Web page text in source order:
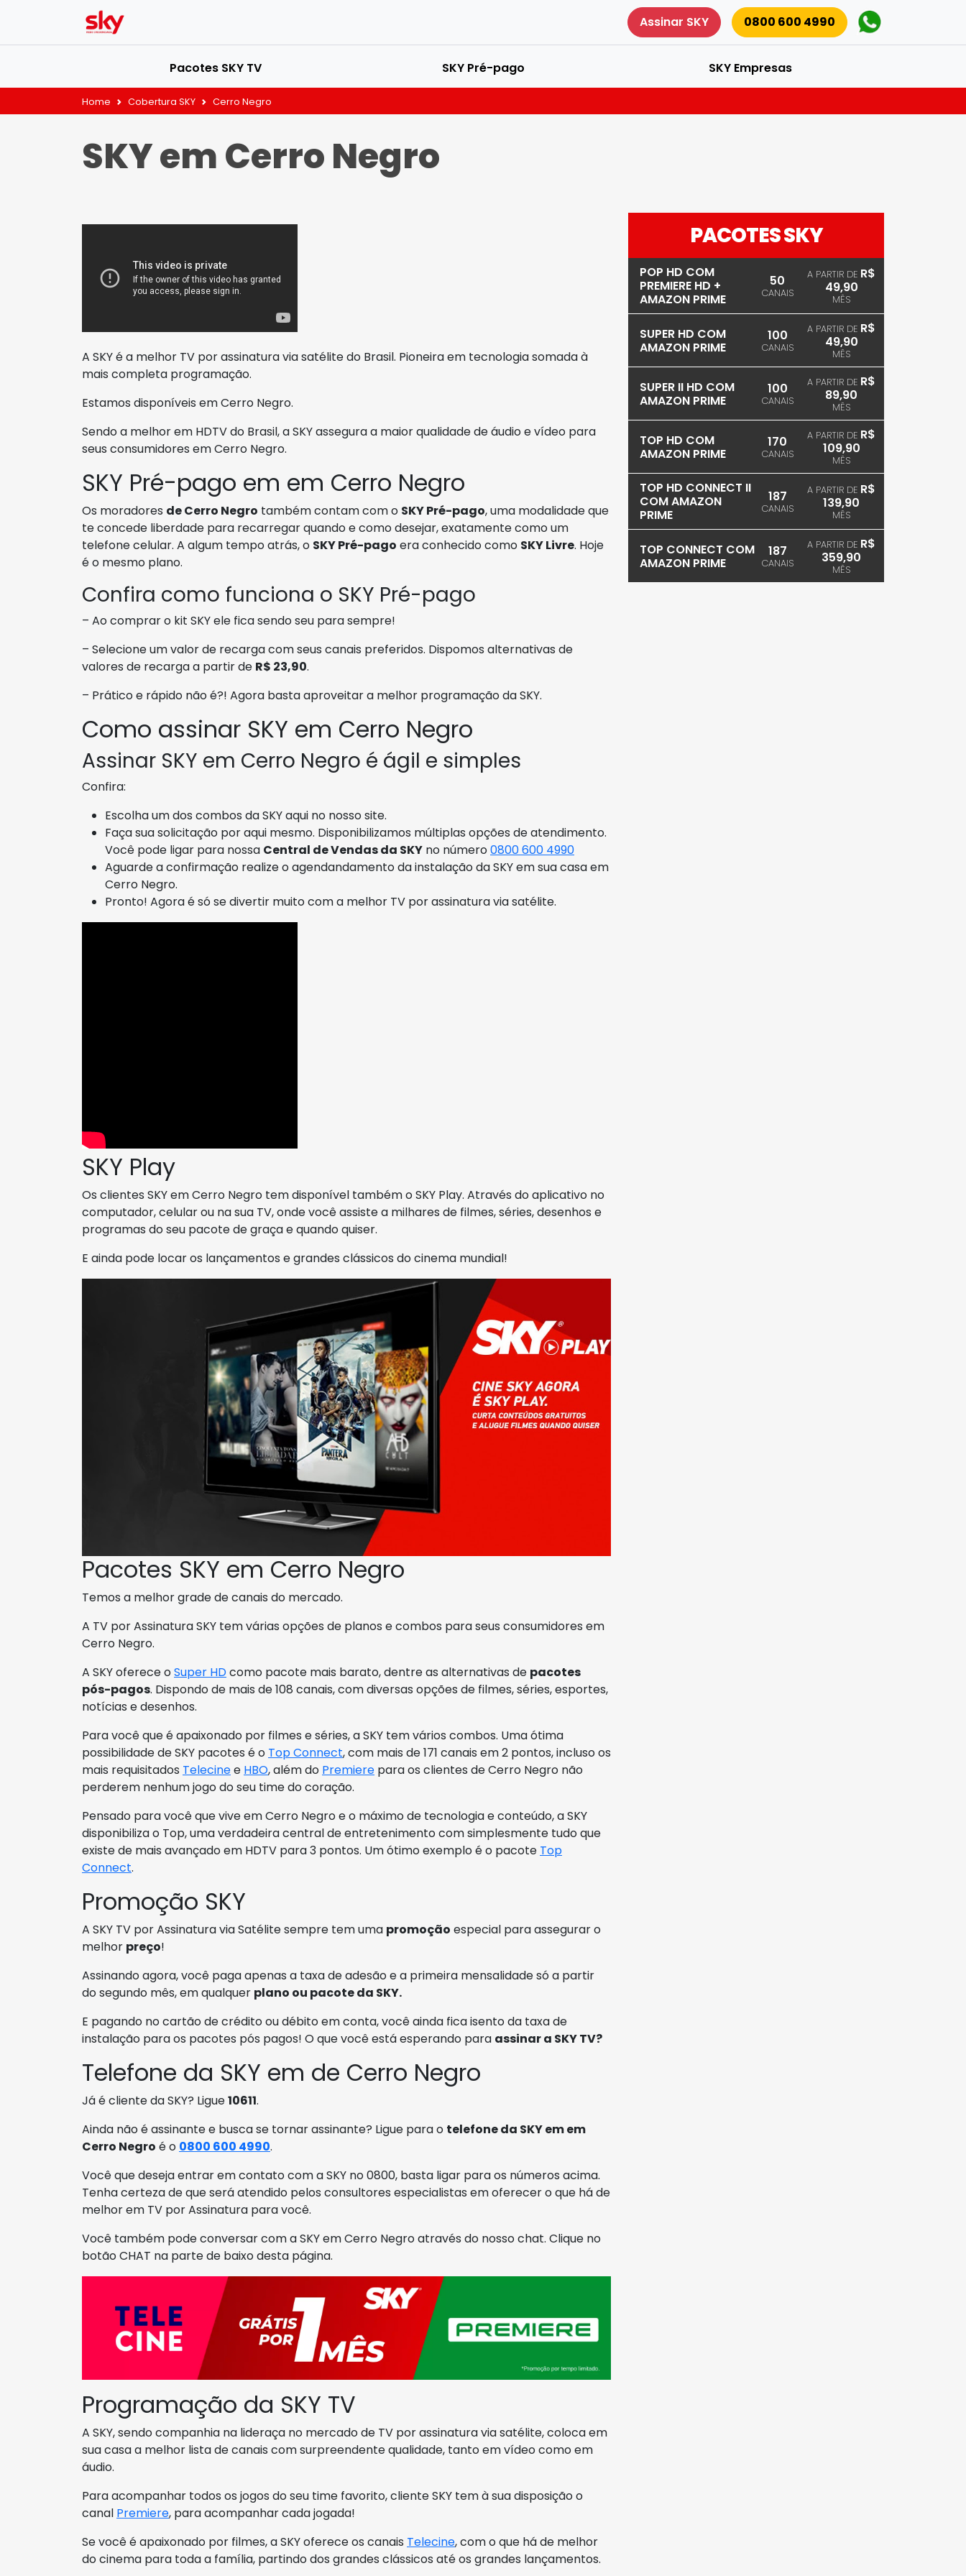
Assinar SKY 0800 600 4990
Pacotes SKY TV SKY Pré-pago SKY Empresas
Home Cobertura SKY Cerro Negro
SKY em Cerro Negro
A SKY é a melhor TV por assinatura via satélite do Brasil. Pioneira em tecnologia somada à
mais completa programação.
Estamos disponíveis em Cerro Negro.
Sendo a melhor em HDTV do Brasil, a SKY assegura a maior qualidade de áudio e vídeo para
seus consumidores em Cerro Negro.
SKY Pré-pago em em Cerro Negro
Os moradores de Cerro Negro também contam com o SKY Pré-pago, uma modalidade que
te concede liberdade para recarregar quando e como desejar, exatamente como um
telefone celular. A algum tempo atrás, o SKY Pré-pago era conhecido como SKY Livre. Hoje
é o mesmo plano.
Confira como funciona o SKY Pré-pago
– Ao comprar o kit SKY ele fica sendo seu para sempre!
– Selecione um valor de recarga com seus canais preferidos. Dispomos alternativas de
valores de recarga a partir de R$ 23,90.
– Prático e rápido não é?! Agora basta aproveitar a melhor programação da SKY.
Como assinar SKY em Cerro Negro
Assinar SKY em Cerro Negro é ágil e simples
Confira:
Escolha um dos combos da SKY aqui no nosso site.
Faça sua solicitação por aqui mesmo. Disponibilizamos múltiplas opções de atendimento.
Você pode ligar para nossa Central de Vendas da SKY no número0800 600 4990
Aguarde a confirmação realize o agendandamento da instalação da SKY em sua casa em
Cerro Negro.
Pronto! Agora é só se divertir muito com a melhor TV por assinatura via satélite.
SKY Play
Os clientes SKY em Cerro Negro tem disponível também o SKY Play. Através do aplicativo no
computador, celular ou na sua TV, onde você assiste a milhares de filmes, séries, desenhos e
programas do seu pacote de graça e quando quiser.
E ainda pode locar os lançamentos e grandes clássicos do cinema mundial!
Pacotes SKY em Cerro Negro
Temos a melhor grade de canais do mercado.
A TV por Assinatura SKY tem várias opções de planos e combos para seus consumidores em
Cerro Negro.
A SKY oferece oSuper HDcomo pacote mais barato, dentre as alternativas de pacotes
pós-pagos. Dispondo de mais de 108 canais, com diversas opções de filmes, séries, esportes,
notícias e desenhos.
Para você que é apaixonado por filmes e séries, a SKY tem vários combos. Uma ótima
possibilidade de SKY pacotes é o Top Connect, com mais de 171 canais em 2 pontos, incluso os
mais requisitados Telecinee HBO, além do Premiere para os clientes de Cerro Negro não
perderem nenhum jogo do seu time do coração.
Pensado para você que vive em Cerro Negro e o máximo de tecnologia e conteúdo, a SKY
disponibiliza o Top, uma verdadeira central de entretenimento com simplesmente tudo que
existe de mais avançado em HDTV para 3 pontos. Um ótimo exemplo é o pacote Top
Connect.
Promoção SKY
A SKY TV por Assinatura via Satélite sempre tem uma promoção especial para assegurar o
melhor preço!
Assinando agora, você paga apenas a taxa de adesão e a primeira mensalidade só a partir
do segundo mês, em qualquer plano ou pacote da SKY.
E pagando no cartão de crédito ou débito em conta, você ainda fica isento da taxa de
instalação para os pacotes pós pagos! O que você está esperando para assinar a SKY TV?
Telefone da SKY em de Cerro Negro
Já é cliente da SKY? Ligue10611.
Ainda não é assinante e busca se tornar assinante? Ligue para o telefone da SKY em em
Cerro Negro é o 0800 600 4990.
Você que deseja entrar em contato com a SKY no 0800, basta ligar para os números acima.
Tenha certeza de que será atendido pelos consultores especialistas em oferecer o que há de
melhor em TV por Assinatura para você.
Você também pode conversar com a SKY em Cerro Negro através do nosso chat. Clique no
botão CHAT na parte de baixo desta página.
Programação da SKY TV
A SKY, sendo companhia na lideraça no mercado de TV por assinatura via satélite, coloca em
sua casa a melhor lista de canais com surpreendente qualidade, tanto em vídeo como em
áudio.
Para acompanhar todos os jogos do seu time favorito, cliente SKY tem à sua disposição o
canal Premiere, para acompanhar cada jogada!
Se você é apaixonado por filmes, a SKY oferece os canais Telecine, com o que há de melhor
do cinema para toda a família, partindo dos grandes clássicos até os grandes lançamentos.
PACOTES SKY
POP HD COM
PREMIERE HD +
AMAZON PRIME
50
CANAIS
A PARTIR DE R$
49,90
MÊS
SUPER HD COM
AMAZON PRIME
100
CANAIS
A PARTIR DE R$
49,90
MÊS
SUPER II HD COM
AMAZON PRIME
100
CANAIS
A PARTIR DE R$
89,90
MÊS
TOP HD COM
AMAZON PRIME
170
CANAIS
A PARTIR DE R$
109,90
MÊS
TOP HD CONNECT II
COM AMAZON
PRIME
187
CANAIS
A PARTIR DE R$
139,90
MÊS
TOP CONNECT COM
AMAZON PRIME
187
CANAIS
A PARTIR DE R$
359,90
MÊS